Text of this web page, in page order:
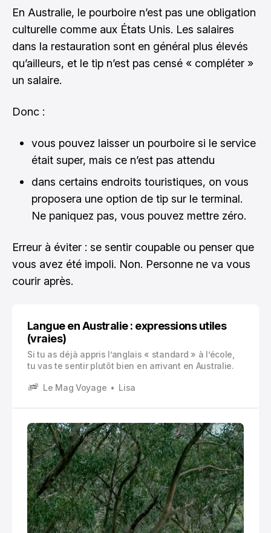
En Australie, le pourboire n’est pas une obligation
culturelle comme aux États Unis. Les salaires
dans la restauration sont en général plus élevés
qu’ailleurs, et le tip n’est pas censé « compléter »
un salaire.
Donc :
vous pouvez laisser un pourboire si le service
était super, mais ce n’est pas attendu
dans certains endroits touristiques, on vous
proposera une option de tip sur le terminal.
Ne paniquez pas, vous pouvez mettre zéro.
Erreur à éviter : se sentir coupable ou penser que
vous avez été impoli. Non. Personne ne va vous
courir après.
Langue en Australie : expressions utiles
(vraies)
Si tu as déjà appris l’anglais « standard » à l’école,
tu vas te sentir plutôt bien en arrivant en Australie.
Le Mag Voyage Lisa